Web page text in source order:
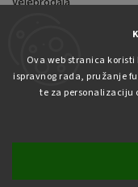
Ova web stranica
ispravnog rada, pružanje
te za personalizaciju
Autorsko